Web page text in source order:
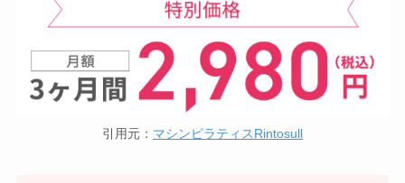
引用元： マシンピラティスRintosull